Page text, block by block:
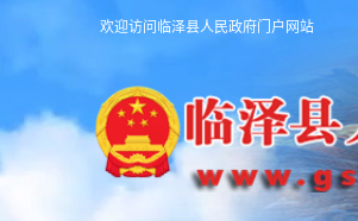
欢迎访问临泽县人民政府门户网站